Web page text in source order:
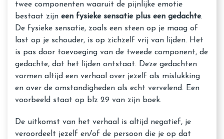
twee componenten waaruit de pijnlijke emotie
bestaat zijn een fysieke sensatie plus een gedachte.
De fysieke sensatie, zoals een steen op je maag of
last op je schouder, is op zichzelf vrij van lijden. Het
is pas door toevoeging van de tweede component, de
gedachte, dat het lijden ontstaat. Deze gedachten
vormen altijd een verhaal over jezelf als mislukking
en over de omstandigheden als echt vervelend. Een
voorbeeld staat op blz 29 van zijn boek.
De uitkomst van het verhaal is altijd negatief, je
veroordeelt jezelf en/of de persoon die je op dat